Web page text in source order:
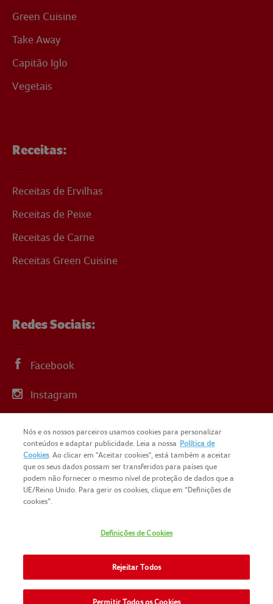
Green Cuisine
Take Away
Capitão Iglo
Vegetais
Receitas:
Receitas de Ervilhas
Receitas de Peixe
Receitas de Carne
Receitas Green Cuisine
Redes Sociais:
Facebook
Instagram
YouTube
COPYRIGHT IGLO PORTUGAL 2025
NOMAD FOODS
SITEMAP
POLÍTICA DE PRIVACIDADE
POLITICA-DE-COOKIES
TERMOS E CONDIÇÕES
Nós e os nossos parceiros usamos cookies para personalizar
conteúdos e adaptar publicidade. Leia a nossa Política de
Cookies. Ao clicar em "Aceitar cookies", está também a aceitar
que os seus dados possam ser transferidos para países que
podem não fornecer o mesmo nível de proteção de dados que a
UE/Reino Unido. Para gerir os cookies, clique em “Definições de
cookies”.
Definições de Cookies
Rejeitar Todos
Permitir Todos os Cookies